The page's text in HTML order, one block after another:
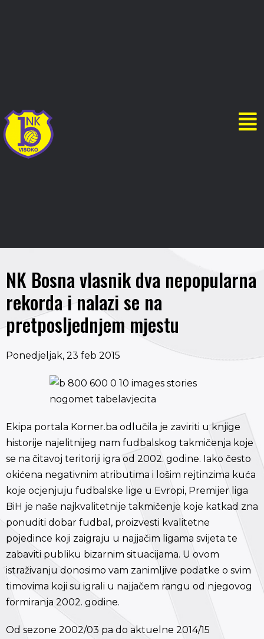
NK Bosna vlasnik dva nepopularna
rekorda i nalazi se na
pretposljednjem mjestu
Ponedjeljak, 23 feb 2015
Ekipa portala Korner.ba odlučila je zaviriti u knjige
historije najelitnijeg nam fudbalskog takmičenja koje
se na čitavoj teritoriji igra od 2002. godine. Iako često
okićena negativnim atributima i lošim rejtinzima kuća
koje ocjenjuju fudbalske lige u Evropi, Premijer liga
BiH je naše najkvalitetnije takmičenje koje katkad zna
ponuditi dobar fudbal, proizvesti kvalitetne
pojedince koji zaigraju u najjačim ligama svijeta te
zabaviti publiku bizarnim situacijama. U ovom
istraživanju donosimo vam zanimljive podatke o svim
timovima koji su igrali u najjačem rangu od njegovog
formiranja 2002. godine.
Od sezone 2002/03 pa do aktuelne 2014/15